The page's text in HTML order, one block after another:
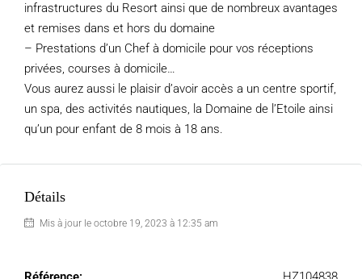
infrastructures du Resort ainsi que de nombreux avantages
et remises dans et hors du domaine
– Prestations d’un Chef à domicile pour vos réceptions
privées, courses à domicile…
Vous aurez aussi le plaisir d’avoir accès a un centre sportif,
un spa, des activités nautiques, la Domaine de l’Etoile ainsi
qu’un pour enfant de 8 mois à 18 ans.
Détails
Mis à jour le octobre 19, 2023 à 12:35 am